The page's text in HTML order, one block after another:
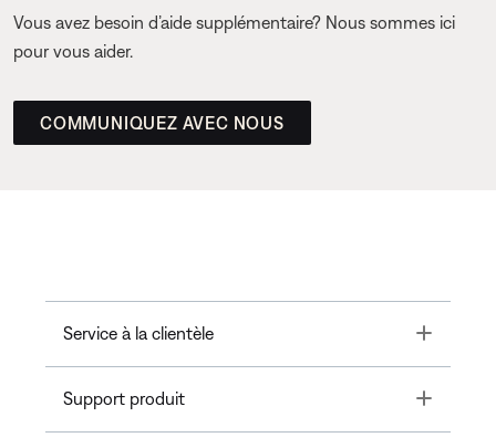
Vous avez besoin d’aide supplémentaire? Nous sommes ici
pour vous aider.
COMMUNIQUEZ AVEC NOUS
Service à la clientèle Toggle
Support produit Toggle